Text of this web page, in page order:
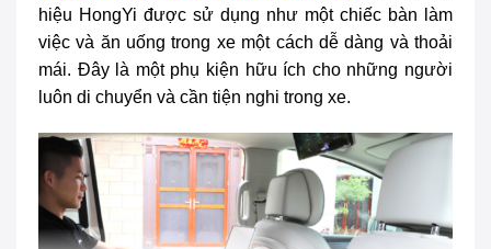
hiệu HongYi được sử dụng như một chiếc bàn làm
việc và ăn uống trong xe một cách dễ dàng và thoải
mái. Đây là một phụ kiện hữu ích cho những người
luôn di chuyển và cần tiện nghi trong xe.